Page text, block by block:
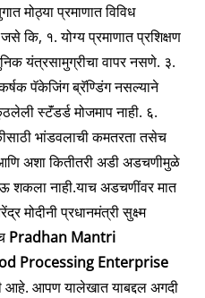
मोठ्या प्रमाणात विविध
कि, १. योग्य प्रमाणात प्रशिक्षण
यंत्रसामुग्रीचा वापर नसणे. ३.
पॅकेजिंग ब्रॅण्डिंग नसल्याने
स्टॅंडर्ड मोजमाप नाही. ६.
भांडवलाची कमतरता तसेच
अशा कितीतरी अडी अडचणीमुळे
शकला नाही.याच अडचणींवर मात
मोदीनी प्रधानमंत्री सुक्ष्म
Pradhan Mantri
Processing Enterprise
आपण यालेखात याबद्दल अगदी